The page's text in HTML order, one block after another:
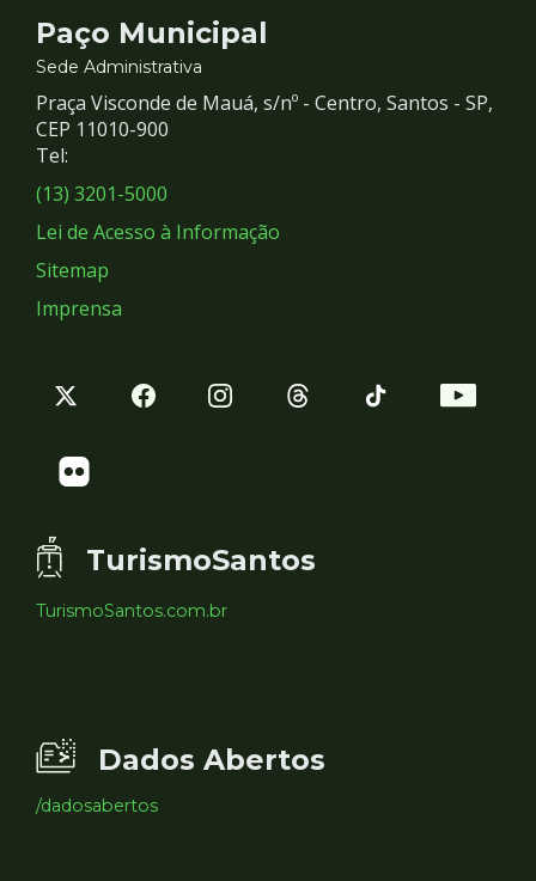
Contato
e
Redes
Sociais
Paço Municipal
Sede Administrativa
Praça Visconde de Mauá, s/nº - Centro, Santos - SP,
CEP 11010-900
Tel:
(13) 3201-5000
Lei de Acesso à Informação
Sitemap
Imprensa
TurismoSantos
TurismoSantos.com.br
Dados Abertos
/dadosabertos